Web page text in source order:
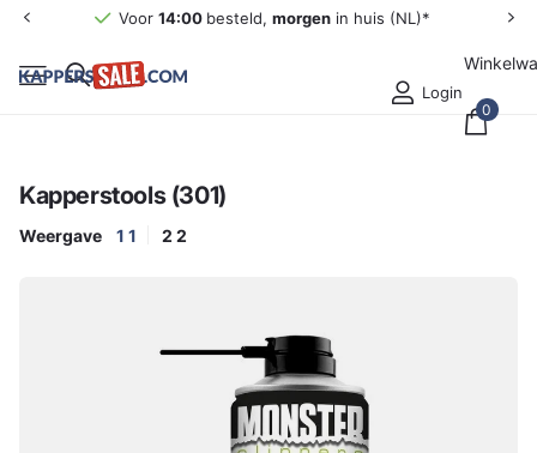
Voor 14:00 besteld, morgenin huis (NL)*
Login
0
Kapperstools (301)
Weergave 1 1 2 2